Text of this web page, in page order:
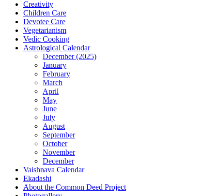
Creativity
Children Care
Devotee Care
Vegetarianism
Vedic Cooking
Astrological Calendar
December (2025)
January
February
March
April
May
June
July
August
September
October
November
December
Vaishnava Calendar
Ekadashi
About the Common Deed Project